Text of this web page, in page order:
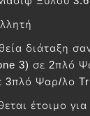
διάταξη
3) σε 2πλό
3πλό Ψαρ/λο
έτοιμο